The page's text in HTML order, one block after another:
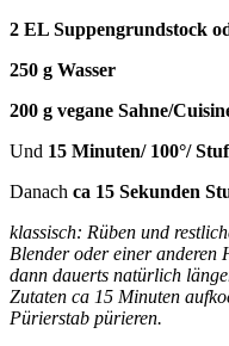
2 EL Suppengrundstock
250 g Wasser
200 g vegane Sahne/
Und 15 Minuten/ 100°/
Danach ca 15 Sekunden
klassisch: Rüben und
Blender oder einer anderen
dann dauerts natürlich
Zutaten ca 15 Minuten
Pürierstab pürieren.